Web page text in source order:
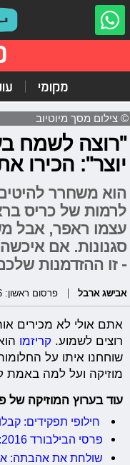
מקומי
© צילום מסך מיוטיוב
"רוצה לשמח
יוצר": הכירו
הוא משחרר
לרמות של כריס
עצמו ראפר, אבל
סגנונות. אם
- זו ההזדמנות
אבישג ארבל פרסום ראשון: 24/05/2016, 12:02
אתם אולי לא מכירים
רוצים לשמוע. קריזמו
שוחחנו איתו על
מוזיקה ועל למה באמת
עוד בערוץ המוזיקה של
חילופי תפקידים:
פרסי הבילבורד 2016: דה וויקנד ואדל בראש רשימות הזוכים
שולחת את אהבתה: